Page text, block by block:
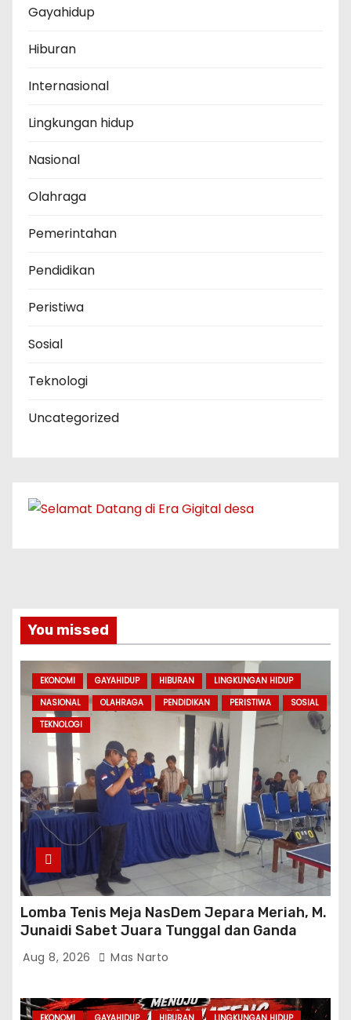
Gayahidup
Hiburan
Internasional
Lingkungan hidup
Nasional
Olahraga
Pemerintahan
Pendidikan
Peristiwa
Sosial
Teknologi
Uncategorized
You missed
EKONOMI GAYAHIDUP HIBURAN
LINGKUNGAN HIDUP
NASIONAL
OLAHRAGA PENDIDIKAN PERISTIWA
SOSIAL
TEKNOLOGI
Lomba Tenis Meja NasDem Jepara Meriah, M.
Junaidi Sabet Juara Tunggal dan Ganda
Aug 8, 2026 Mas Narto